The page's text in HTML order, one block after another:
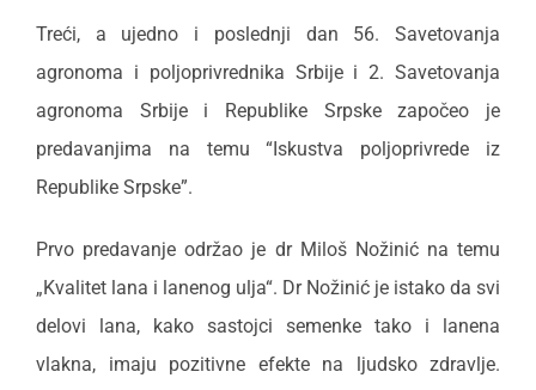
Treći, a ujedno i poslednji dan 56. Savetovanja
agronoma i poljoprivrednika Srbije i 2. Savetovanja
agronoma Srbije i Republike Srpske započeo je
predavanjima na temu “Iskustva poljoprivrede iz
Republike Srpske”.
Prvo predavanje održao je dr Miloš Nožinić na temu
„Kvalitet lana i lanenog ulja“. Dr Nožinić je istako da svi
delovi lana, kako sastojci semenke tako i lanena
vlakna, imaju pozitivne efekte na ljudsko zdravlje.